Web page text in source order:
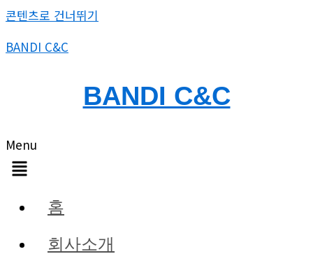
콘텐츠로 건너뛰기
BANDI C&C
BANDI C&C
Menu
홈
회사소개